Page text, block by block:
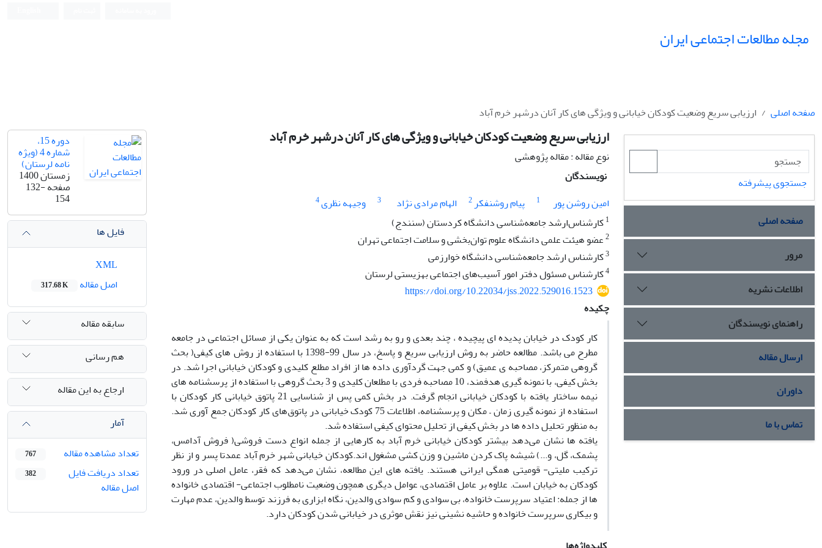
مجله مطالعات اجتماعی ایران
صفحه اصلی ارزیابی سریع وضعیت کودکان خیابانی و ویژگی های کار آنان درشهر خرم آباد
ارزیابی سریع وضعیت کودکان خیابانی و ویژگی های کار آنان درشهر خرم آباد
نوع مقاله : مقاله پژوهشی
نویسندگان
امین روشن پور
1 پیام روشنفکر2 الهام مرادی نژاد 3 وجیهه نظری4
1کارشناس‌ارشد جامعه‌شناسی دانشگاه کردستان (سنندج)
2عضو هیئت علمی دانشگاه علوم توان‌بخشی و سلامت اجتماعی تهران
3کارشناس ارشد جامعه‌شناسی دانشگاه خوارزمی
4کارشناس مسئول دفتر امور آسیب‌های اجتماعی بهزیستی لرستان
https://doi.org/10.22034/jss.2022.529016.1523
چکیده
کار کودک در خیابان پدیده ای پیچیده ، چند بعدی و رو به رشد است که به عنوان یکی از مسائل اجتماعی در جامعه
مطرح می باشد. مطالعه حاضر به روش ارزیابی سریع و پاسخ، در سال 99-1398 با استفاده از روش های کیفی( بحث
گروهی متمرکز، مصاحبه ی عمیق) و کمی جهت گردآوری داده ها از افراد مطلع کلیدی و کودکان خیابانی اجرا شد. در
بخش کیفی، با نمونه گیری هدفمند، 10 مصاحبه فردی با مطلعان کلیدی و 3 بحث گروهی با استفاده از پرسشنامه های
نیمه ساختار یافته با کودکان خیابانی انجام گرفت. در بخش کمی پس از شناسایی 21 پاتوق خیابانی کار کودکان با
استفاده از نمونه گیری زمان – مکان و پرسشنامه، اطلاعات 75 کودک خیابانی در پاتوق‌های کار کودکان جمع آوری شد.
به منظور تحلیل داده ها در بخش کیفی از تحلیل محتوای کیفی استفاده شد.
یافته ها نشان می‌دهد بیشتر کودکان خیابانی خرم آباد به کارهایی از جمله انواع دست فروشی( فروش آدامس،
پشمک، گل، و...) شیشه پاک کردن ماشین و وزن کشی مشغول اند.کودکان خیابانی شهر خرم آباد عمدتا پسر و از نظر
ترکیب ملیتی- قومیتی همگی ایرانی هستند. یافته های این مطالعه، نشان می‌دهد که فقر، عامل اصلی در ورود
کودکان به خیابان است. علاوه بر عامل اقتصادی، عوامل دیگری همچون وضعیت نامطلوب اجتماعی- اقتصادی خانواده
ها از جمله: اعتیاد سرپرست خانواده، بی سوادی و کم سوادی والدین، نگاه ابزاری به فرزند توسط والدین، عدم مهارت
و بیکاری سرپرست خانواده و حاشیه نشینی نیز نقش موثری در خیابانی شدن کودکان دارد.
دوره 15،
شماره 4 (ویژه
نامه لرستان)
زمستان 1400
صفحه132-
154
فایل ها
اصل مقاله
317.68 K
سابقه مقاله
هم رسانی
ارجاع به این مقاله
آمار
تعداد مشاهده مقاله
767
تعداد دریافت فایل
اصل مقاله
382
جستجوی پیشرفته
صفحه اصلی
مرور
اطلاعات نشریه
راهنمای نویسندگان
ارسال مقاله
داوران
تماس با ما